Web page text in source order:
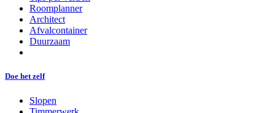
Roomplanner
Architect
Afvalcontainer
Duurzaam
Doe het zelf
Slopen